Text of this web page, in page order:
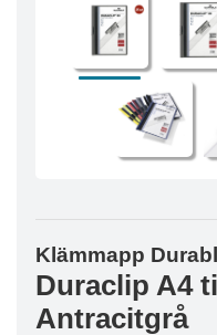
Klämmapp
Duraclip A4
Antracitgrå